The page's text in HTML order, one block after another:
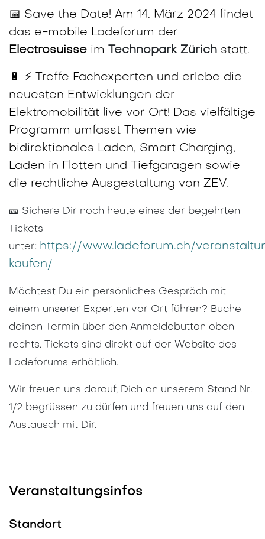
📅 Save the Date! Am 14. März 2024 findet
das e-mobile Ladeforum der
Electrosuisse im Technopark Zürich statt.
🔋 ⚡ Treffe Fachexperten und erlebe die
neuesten Entwicklungen der
Elektromobilität live vor Ort! Das vielfältige
Programm umfasst Themen wie
bidirektionales Laden, Smart Charging,
Laden in Flotten und Tiefgaragen sowie
die rechtliche Ausgestaltung von ZEV.
🎫 Sichere Dir noch heute eines der begehrten
Tickets
unter: https://www.ladeforum.ch/
kaufen/
Möchtest Du ein persönliches Gespräch mit
einem unserer Experten vor Ort führen? Buche
deinen Termin über den Anmeldebutton oben
rechts. Tickets sind direkt auf der Website des
Ladeforums erhältlich.
Wir freuen uns darauf, Dich an unserem Stand Nr.
1/2 begrüssen zu dürfen und freuen uns auf den
Austausch mit Dir.
Veranstaltungsinfos
Standort